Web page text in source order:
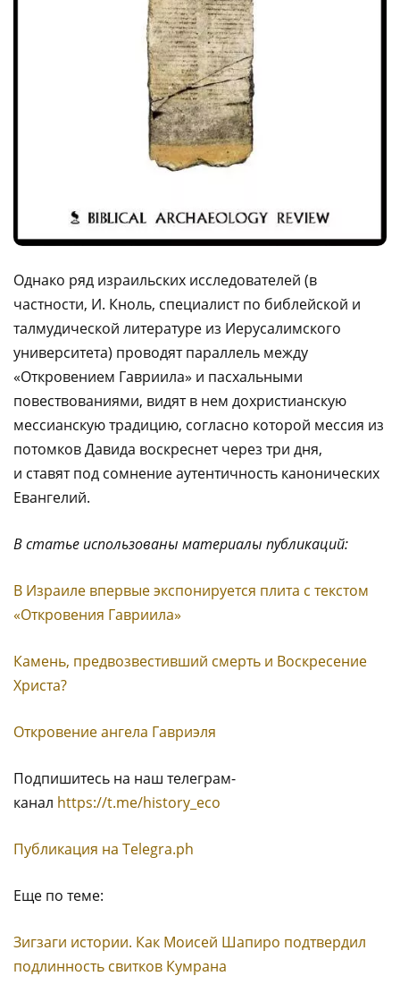
Однако ряд израильских исследователей (в
частности, И. Кноль, специалист по библейской и
талмудической литературе из Иерусалимского
университета) проводят параллель между
«Откровением Гавриила» и пасхальными
повествованиями, видят в нем дохристианскую
мессианскую традицию, согласно которой мессия из
потомков Давида воскреснет через три дня,
и ставят под сомнение аутентичность канонических
Евангелий.
В статье использованы материалы публикаций:
В Израиле впервые экспонируется плита с текстом
«Откровения Гавриила»
Камень, предвозвестивший смерть и Воскресение
Христа?
Откровение ангела Гавриэля
Подпишитесь на наш телеграм-
канал https://t.me/history_eco
Публикация на Тelegra.ph
Еще по теме:
Зигзаги истории. Как Моисей Шапиро подтвердил
подлинность свитков Кумрана